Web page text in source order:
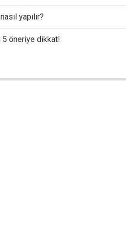
yapılır?
5 öneriye dikkat!